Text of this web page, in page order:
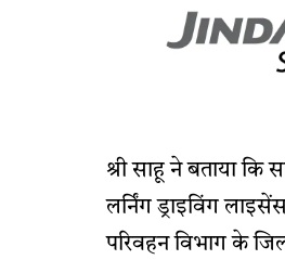
श्री साहू ने बताया कि
लर्निंग ड्राइविंग
परिवहन विभाग के